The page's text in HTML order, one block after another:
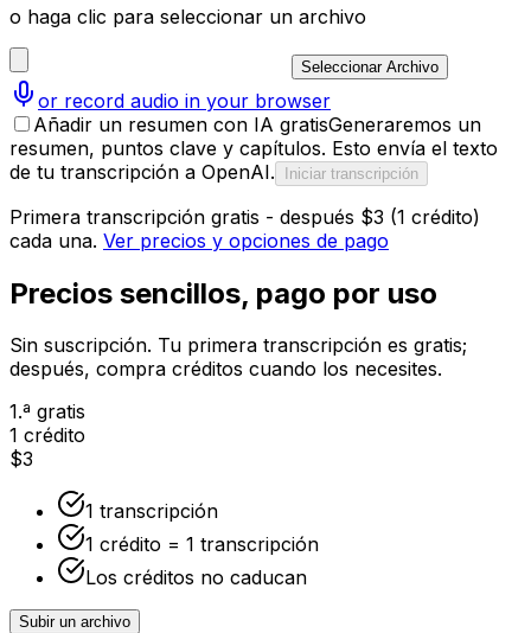
o haga clic para seleccionar un archivo
Seleccionar Archivo
or record audio in your browser
Añadir un resumen con IA gratisGeneraremos un
resumen, puntos clave y capítulos. Esto envía el texto
de tu transcripción a OpenAI.
Iniciar transcripción
Primera transcripción gratis - después $3 (1 crédito)
cada una. Ver precios y opciones de pago
Precios sencillos, pago por uso
Sin suscripción. Tu primera transcripción es gratis;
después, compra créditos cuando los necesites.
1.ª gratis
1 crédito
$3
1 transcripción
1 crédito = 1 transcripción
Los créditos no caducan
Subir un archivo